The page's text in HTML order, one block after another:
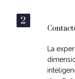
2
La